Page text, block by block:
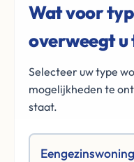
Wat voor
overweegt u
Selecteer uw type
mogelijkheden te
staat.